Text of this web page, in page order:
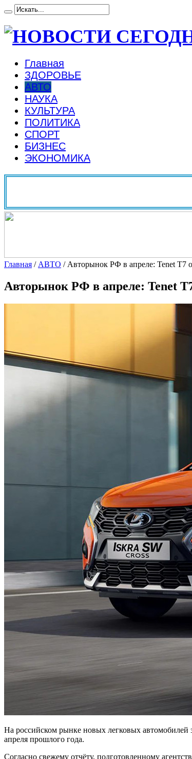
Главная
ЗДОРОВЬЕ
АВТО
НАУКА
КУЛЬТУРА
ПОЛИТИКА
СПОРТ
БИЗНЕС
ЭКОНОМИКА
Главная / АВТО / Авторынок РФ в апреле: Tenet T7
Авторынок РФ в апреле: Tenet
На российском рынке новых легковых автомобилей
апреля прошлого года.
Согласно свежему отчёту, подготовленному